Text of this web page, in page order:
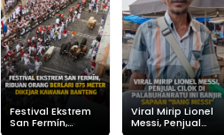
Festival Ekstrem
San Fermín,
Viral Mirip Lionel
Messi, Penjual